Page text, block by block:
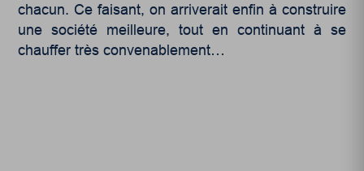
chacun. Ce faisant, on arriverait enfin à construire
une société meilleure, tout en continuant à se
chauffer très convenablement…